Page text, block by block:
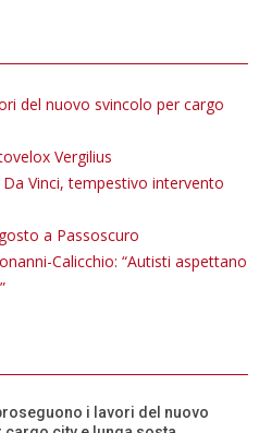
del nuovo svincolo per cargo
Vergilius
Vinci, tempestivo intervento
a Passoscuro
Calicchio: “Autisti aspettano
i lavori del nuovo